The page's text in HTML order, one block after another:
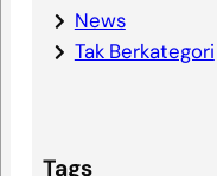
News
Tak Berkategori
Tags